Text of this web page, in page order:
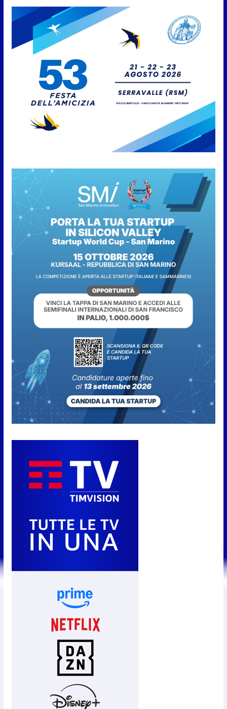
San Marino Academy.
Femminile: quattro Primavera
aggregate alla Prima Squadra
San Marino. “Cena Tramonto &
Live” una serata di
divertimento, arte, buona
cucina e solidarietà, a Faetano.
Con la firma e la regia di
8 Agosto 2026